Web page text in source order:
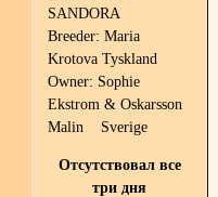
SANDORA
Breeder: Maria
Krotova Tyskland
Owner: Sophie
Ekstrom & Oskarsson
Malin Sverige
Отсутствовал все
три дня